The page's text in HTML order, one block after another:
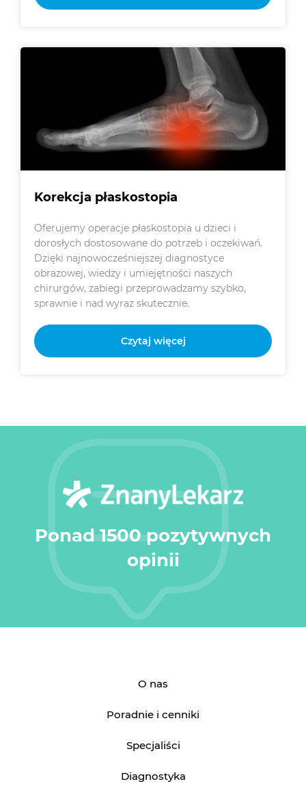
Korekcja płaskostopia
Oferujemy operacje płaskostopia u dzieci i
dorosłych dostosowane do potrzeb i oczekiwań.
Dzięki najnowocześniejszej diagnostyce
obrazowej, wiedzy i umiejętności naszych
chirurgów, zabiegi przeprowadzamy szybko,
sprawnie i nad wyraz skutecznie.
Czytaj więcej
Ponad 1500 pozytywnych
opinii
O nas
Poradnie i cenniki
Specjaliści
Diagnostyka